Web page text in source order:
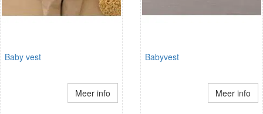
Baby vest
Meer info
Babyvest
Meer info